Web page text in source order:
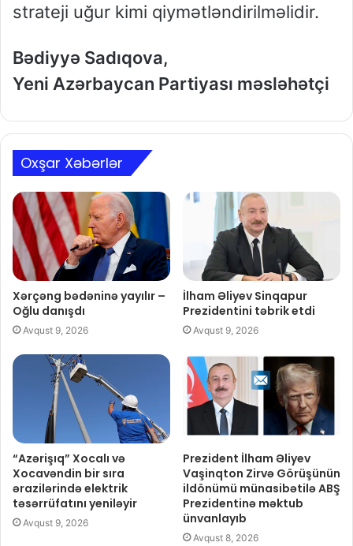
strateji uğur kimi qiymətləndirilməlidir.
Bədiyyə Sadıqova,
Yeni Azərbaycan Partiyası məsləhətçi
Oxşar Xəbərlər
Xərçəng bədəninə yayılır –
Oğlu danışdı
Avqust 9, 2026
İlham Əliyev Sinqapur
Prezidentini təbrik etdi
Avqust 9, 2026
“Azərişıq” Xocalı və
Xocavəndin bir sıra
ərazilərində elektrik
təsərrüfatını yeniləyir
Avqust 9, 2026
Prezident İlham Əliyev
Vaşinqton Zirvə Görüşünün
ildönümü münasibətilə ABŞ
Prezidentinə məktub
ünvanlayıb
Avqust 8, 2026